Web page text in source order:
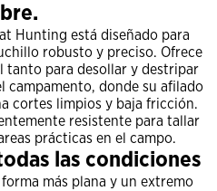
Hunting está diseñado para
robusto y preciso. Ofrece
tanto para desollar y destripar
campamento, donde su afilado
cortes limpios y baja fricción.
resistente para tallar
prácticas en el campo.
las condiciones
más plana y un extremo